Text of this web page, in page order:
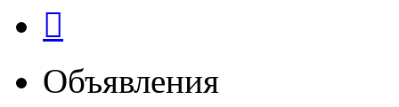
Объявления